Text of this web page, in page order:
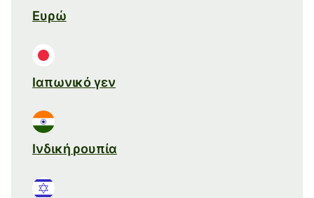
Ευρώ
Ιαπωνικό γεν
Ινδική ρουπία